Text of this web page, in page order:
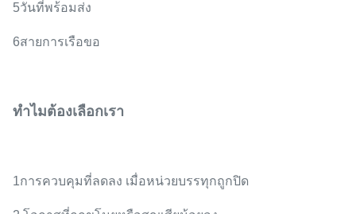
5วันที่พร้อมส่ง
6สายการเรือขอ
ทําไมต้องเลือกเรา
1การควบคุมที่ลดลง เมื่อหน่วยบรรทุกถูกปิด